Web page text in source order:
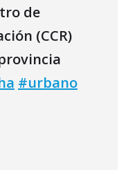
de
(CCR)
#urbano